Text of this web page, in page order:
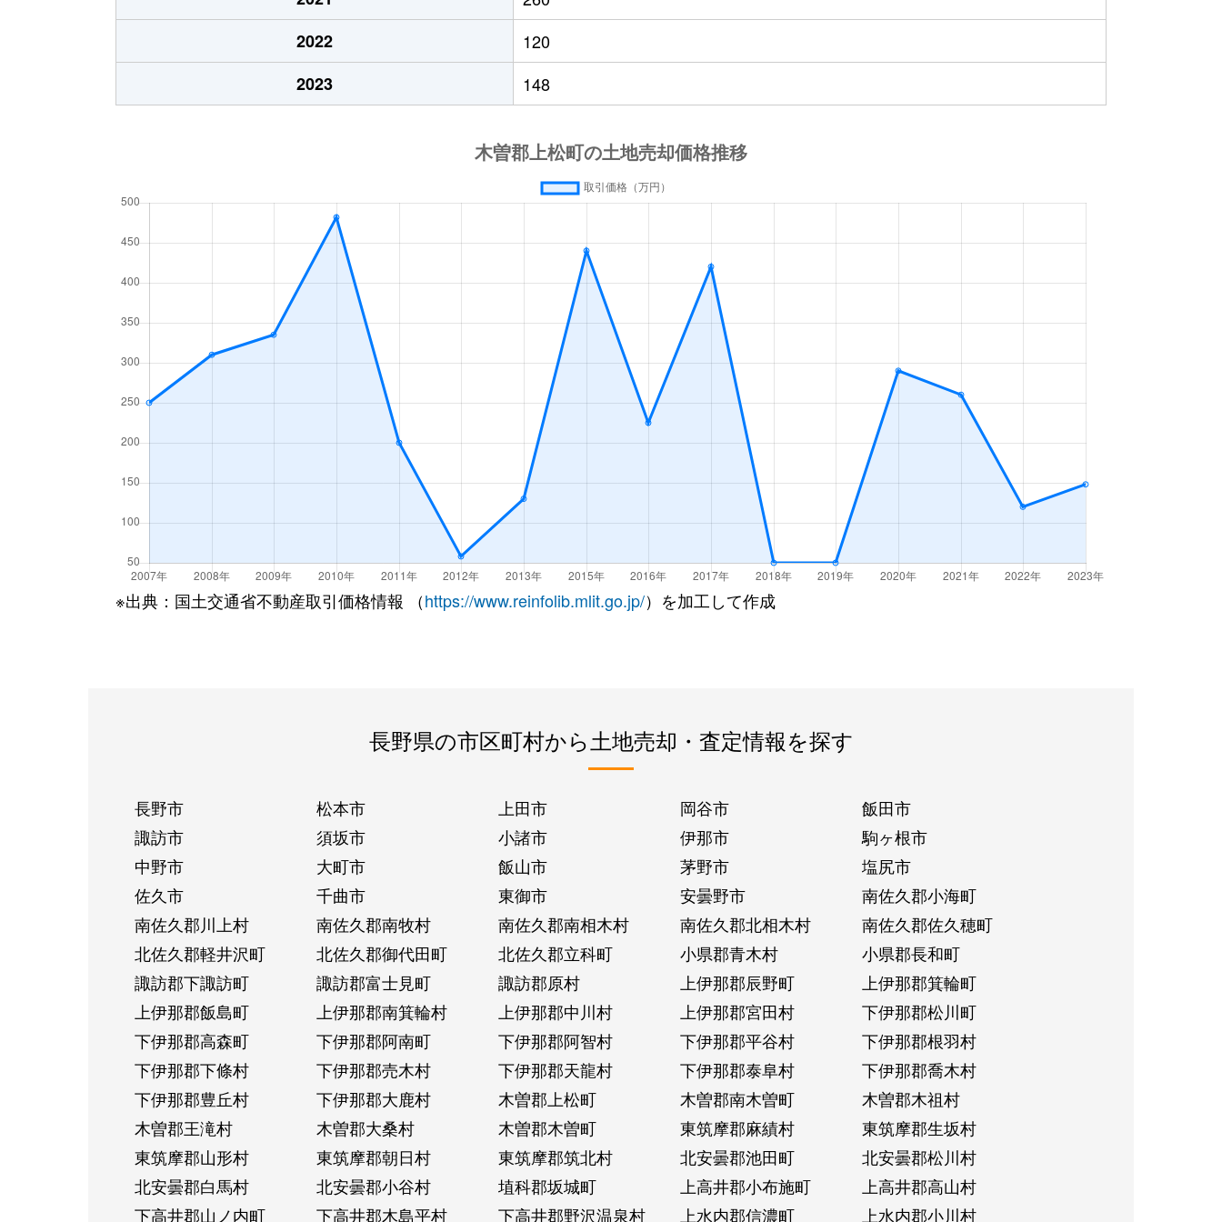
2022
120
2023
148
※出典：国土交通省不動産取引価格情報 （https://www.reinfolib.mlit.go.jp/）を加工して作成
長野県の市区町村から土地売却・査定情報を探す
長野市 松本市 上田市 岡谷市
飯田市
諏訪市
須坂市 小諸市 伊那市
駒ヶ根市
中野市
大町市 飯山市 茅野市
塩尻市
佐久市
千曲市 東御市 安曇野市
南佐久郡小海町
南佐久郡川上村
南佐久郡南牧村 南佐久郡南相木村 南佐久郡北相木村
南佐久郡佐久穂町
北佐久郡軽井沢町
北佐久郡御代田町 北佐久郡立科町 小県郡青木村
小県郡長和町
諏訪郡下諏訪町
諏訪郡富士見町 諏訪郡原村 上伊那郡辰野町
上伊那郡箕輪町
上伊那郡飯島町
上伊那郡南箕輪村 上伊那郡中川村 上伊那郡宮田村
下伊那郡松川町
下伊那郡高森町
下伊那郡阿南町 下伊那郡阿智村 下伊那郡平谷村
下伊那郡根羽村
下伊那郡下條村
下伊那郡売木村 下伊那郡天龍村 下伊那郡泰阜村
下伊那郡喬木村
下伊那郡豊丘村
下伊那郡大鹿村 木曽郡上松町 木曽郡南木曽町
木曽郡木祖村
木曽郡王滝村
木曽郡大桑村 木曽郡木曽町 東筑摩郡麻績村
東筑摩郡生坂村
東筑摩郡山形村
東筑摩郡朝日村 東筑摩郡筑北村 北安曇郡池田町
北安曇郡松川村
北安曇郡白馬村
北安曇郡小谷村 埴科郡坂城町 上高井郡小布施町
上高井郡高山村
下高井郡山ノ内町
下高井郡木島平村 下高井郡野沢温泉村 上水内郡信濃町 上水内郡小川村